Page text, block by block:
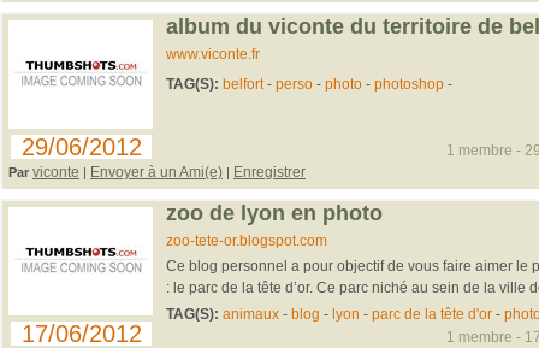
29/06/2012
album du viconte du territoire de
www.viconte.fr
TAG(S): belfort- perso- photo- photoshop-
Par viconte | Envoyer à un Ami(e) | Enregistrer
1 membre -
17/06/2012
zoo de lyon en photo
zoo-tete-or.blogspot.com
Ce blog personnel a pour objectif de vous faire aimer le
: le parc de la tête d’or. Ce parc niché au sein de la ville
TAG(S): animaux- blog - lyon - parc de la tête d'or-
1 membre -